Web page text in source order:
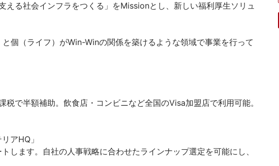
る社会インフラをつくる」をMissionとし、新しい福利厚生ソリュ
個（ライフ）がWin-Winの関係を築けるような領域で事業を行って
で半額補助。飲食店・コンビニなど全国のVisa加盟店で利用可能。
アHQ」
します。自社の人事戦略に合わせたラインナップ選定を可能にし、